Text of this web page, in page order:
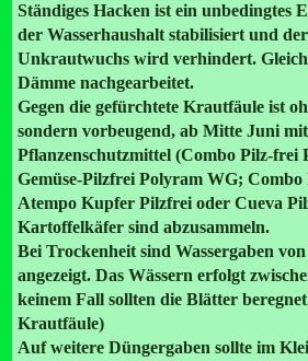
Ständiges Hacken ist ein unbedingtes
der Wasserhaushalt stabilisiert und
Unkrautwuchs wird verhindert.
Dämme nachgearbeitet.
Gegen die gefürchtete Krautfäule ist
sondern vorbeugend, ab Mitte Juni mit
Pflanzenschutzmittel (Combo Pilz-frei
Gemüse-Pilzfrei Polyram WG; Combo
Atempo Kupfer Pilzfrei oder Cueva
Kartoffelkäfer sind abzusammeln.
Bei Trockenheit sind Wassergaben
angezeigt. Das Wässern erfolgt
keinem Fall sollten die Blätter
Krautfäule)
Auf weitere Düngergaben sollte im